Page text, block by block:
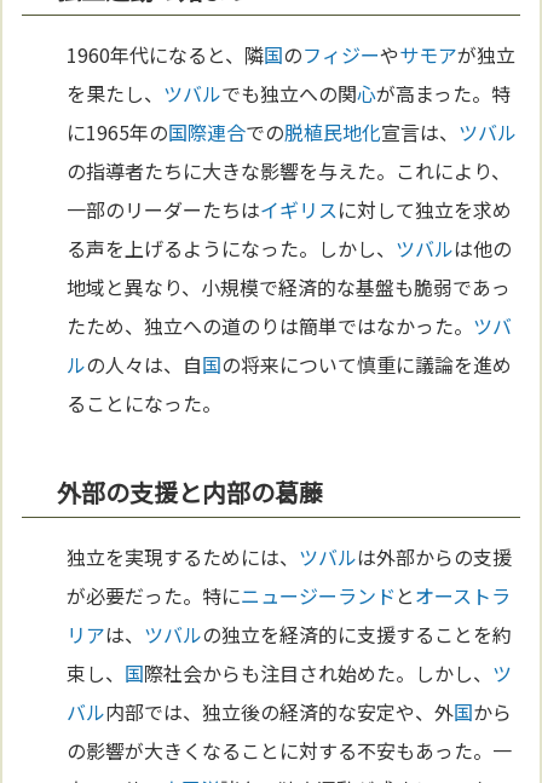
1960年代になると、隣国のフィジーやサモアが独立
を果たし、 ツバルでも独立への関心が高まった。特
に1965年の国際連合での脱植民地化宣言は、 ツバル
の指導者たちに大きな影響を与えた。これにより、
一部のリーダーたちはイギリスに対して独立を求め
る声を上げるようになった。しかし、 ツバルは他の
地域と異なり、小規模で経済的な基盤も脆弱であっ
たため、独立への道のりは簡単ではなかった。 ツバ
ルの人々は、自国の将来について慎重に議論を進め
ることになった。
外部の支援と内部の葛藤
独立を実現するためには、 ツバルは外部からの支援
が必要だった。特にニュージーランド とオーストラ
リアは、 ツバルの独立を経済的に支援することを約
束し、 国際社会からも注目され始めた。しかし、 ツ
バル内部では、独立後の経済的な安定や、外国から
の影響が大きくなることに対する不安もあった。一